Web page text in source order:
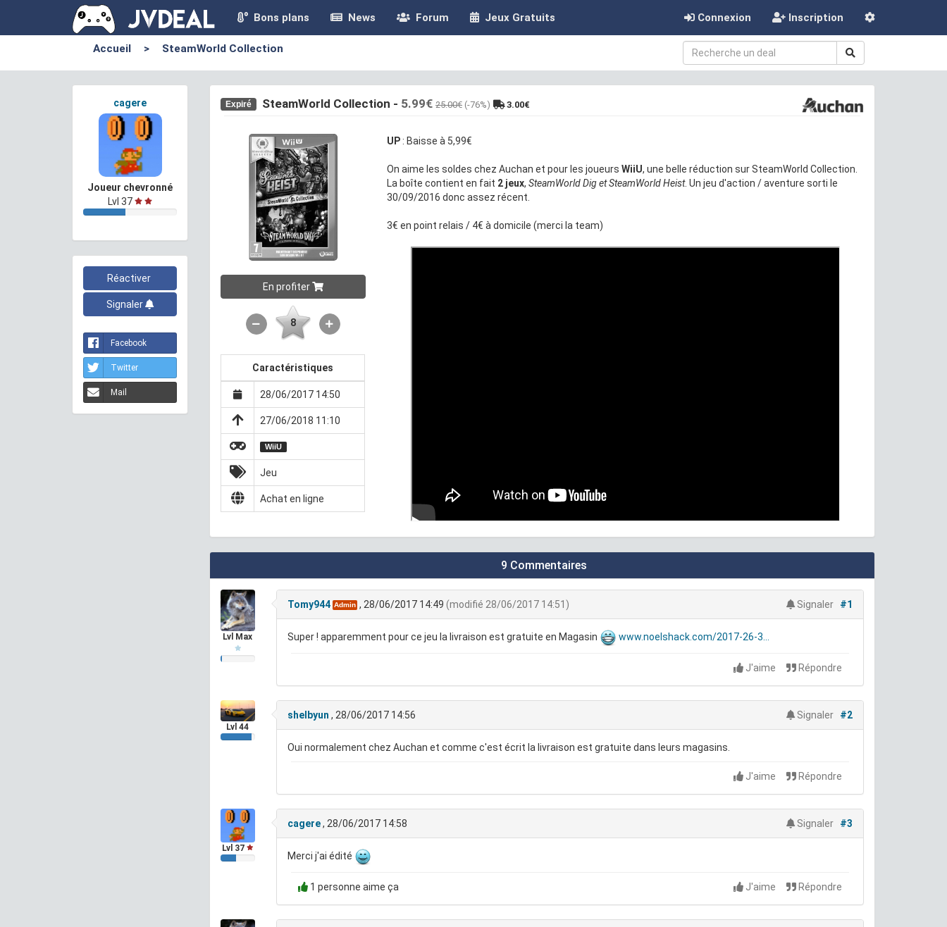
Bons plans News Forum Jeux Gratuits Connexion Inscription
Accueil > SteamWorld Collection
Expiré SteamWorld Collection - 5.99€ 25.00€ (-76%) 3.00€
En profiter
8
Caractéristiques
28/06/2017 14:50
27/06/2018 11:10
WiiU
Jeu
Achat en ligne
UP: Baisse à 5,99€
On aime les soldes chez Auchan et pour les joueurs WiiU, une belle réduction sur SteamWorld Collection.
La boîte contient en fait 2 jeux, SteamWorld Dig et SteamWorld Heist. Un jeu d'action / aventure sorti le
30/09/2016 donc assez récent.
3€ en point relais / 4€ à domicile (merci la team)
cagere
Joueur chevronné
Lvl 37
Réactiver
Signaler
Facebook
Twitter
Mail
9 Commentaires
Lvl Max
Tomy944 Admin, 28/06/2017 14:49 (modifié 28/06/2017 14:51) Signaler #1
Super ! apparemment pour ce jeu la livraison est gratuite en Magasin www.noelshack.com/2017-26-3...
J'aime Répondre
Lvl 44
shelbyun , 28/06/2017 14:56 Signaler #2
Oui normalement chez Auchan et comme c'est écrit la livraison est gratuite dans leurs magasins.
J'aime Répondre
Lvl 37
cagere, 28/06/2017 14:58 Signaler #3
Merci j'ai édité
1 personne aime ça J'aime Répondre